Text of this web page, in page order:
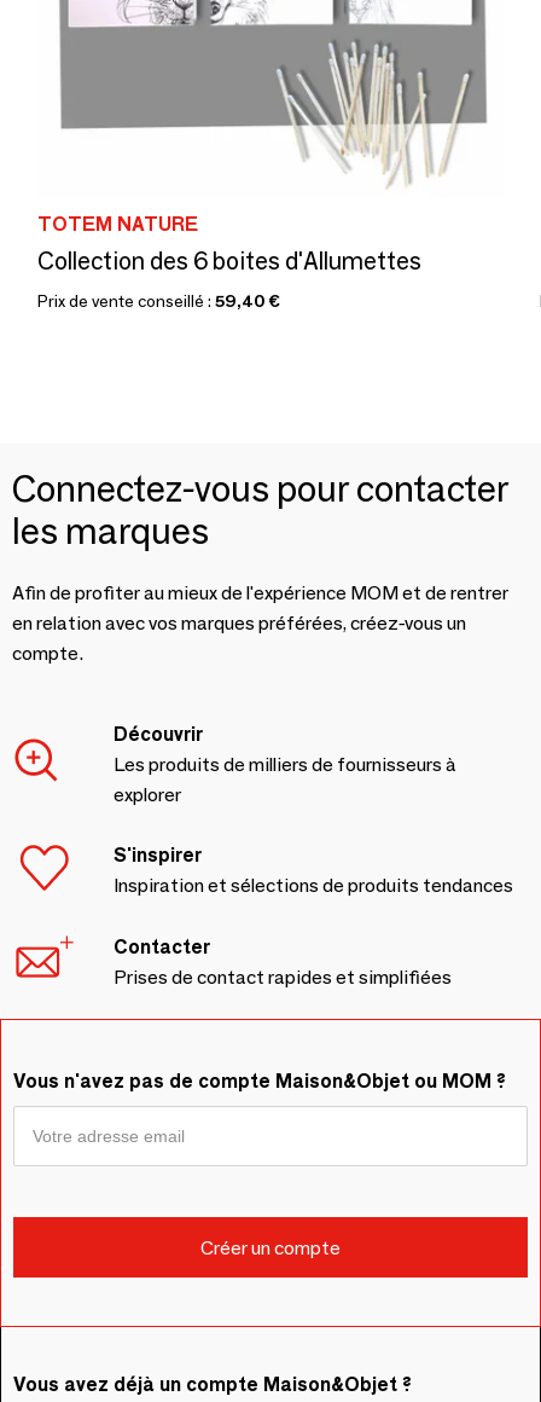
TOTEM NATURE
Collection des 6 boites d'Allumettes
Prix de vente conseillé : 59,40 €
Connectez-vous pour contacter
les marques
Afin de profiter au mieux de l'expérience MOM et de rentrer
en relation avec vos marques préférées, créez-vous un
compte.
Découvrir
Les produits de milliers de fournisseurs à
explorer
S'inspirer
Inspiration et sélections de produits tendances
Contacter
Prises de contact rapides et simplifiées
Vous n'avez pas de compte Maison&Objet ou MOM ?
Vous avez déjà un compte Maison&Objet ?